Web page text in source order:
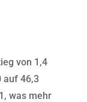
von 1,4
auf 46,3
was mehr